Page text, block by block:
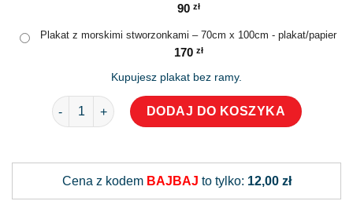
90 zł
Plakat z morskimi stworzonkami – 70cm x 100cm - plakat/papier
170 zł
Kupujesz plakat bez ramy.
ilość Plakat z morskimi stworzonkami
DODAJ DO KOSZYKA
Cena z kodem BAJBAJ to tylko: 12,00 zł